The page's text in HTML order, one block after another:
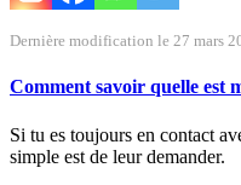
Dernière modification le 27 mars
Comment savoir quelle est
Si tu es toujours en contact
simple est de leur demander.